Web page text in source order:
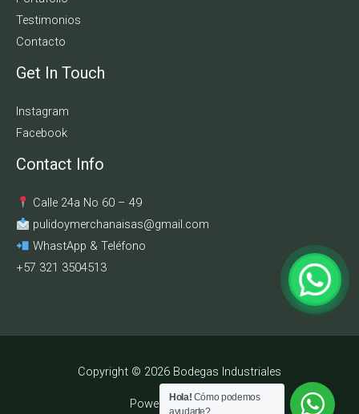
Testimonios
Contacto
Get In Touch
Instagram
Facebook
Contact Info
Calle 24a No 60 – 49
pulidoymerchanaisas@gmail.com
WhastApp & Teléfono
+57 321 3504513
Copyright © 2026 Bodegas Industriales
Powered by Danger
Hola! Cómo podemos
ayudarte?